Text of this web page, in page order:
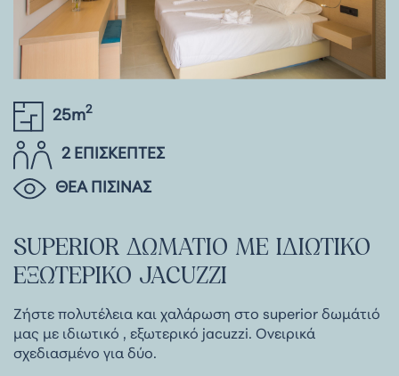
25m2
2 ΕΠΙΣΚΕΠΤΕΣ
ΘΕΑ ΠΙΣΙΝΑΣ
SUPERIOR ΔΩΜΑΤΙΟ ΜΕ ΙΔΙΩΤΙΚΟ
ΕΞΩΤΕΡΙΚΟ JACUZZI
Ζήστε πολυτέλεια και χαλάρωση στο superior δωμάτιό
μας με ιδιωτικό , εξωτερικό jacuzzi. Ονειρικά
σχεδιασμένο για δύο.